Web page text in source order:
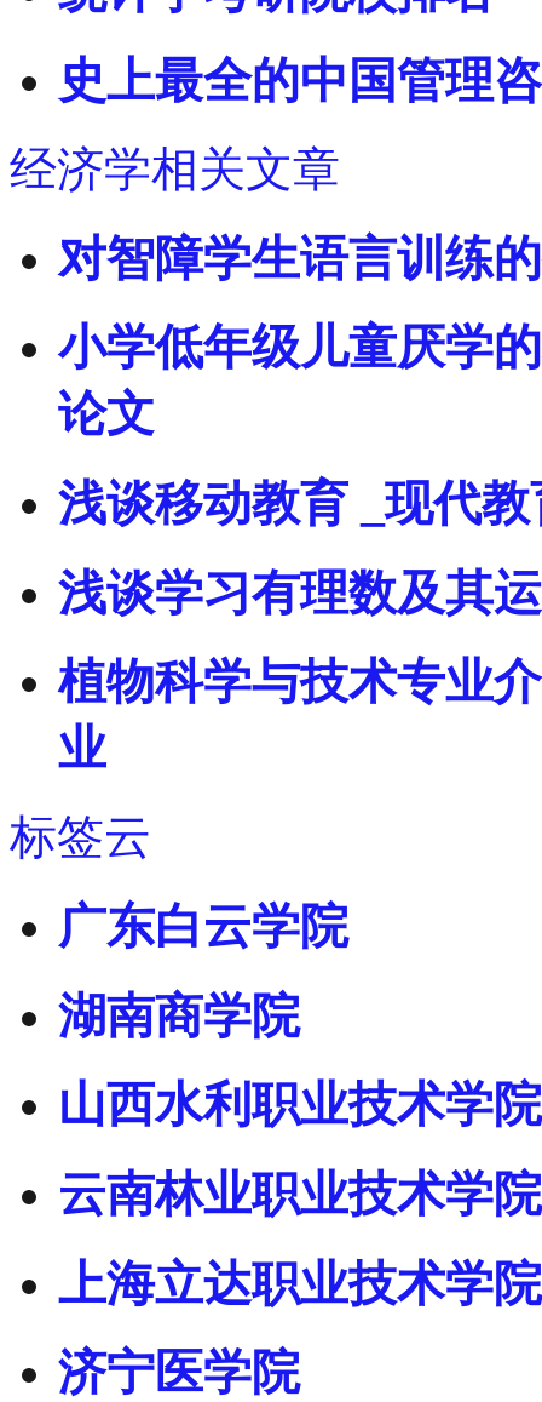
史上最全的中国管理
经济学相关文章
对智障学生语言训练
小学低年级儿童厌学
论文
浅谈移动教育 _现代
浅谈学习有理数及其
植物科学与技术专业
业
标签云
广东白云学院
湖南商学院
山西水利职业技术学院
云南林业职业技术学院
上海立达职业技术学院
济宁医学院